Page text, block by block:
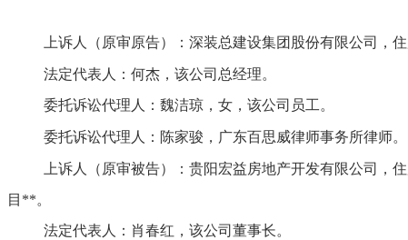
上诉人（原审原告）：深装总建设集团股份有限公司，
法定代表人：何杰，该公司总经理。
委托诉讼代理人：魏洁琼，女，该公司员工。
委托诉讼代理人：陈家骏，广东百思威律师事务所律师。
上诉人（原审被告）：贵阳宏益房地产开发有限公司，
目**。
法定代表人：肖春红，该公司董事长。